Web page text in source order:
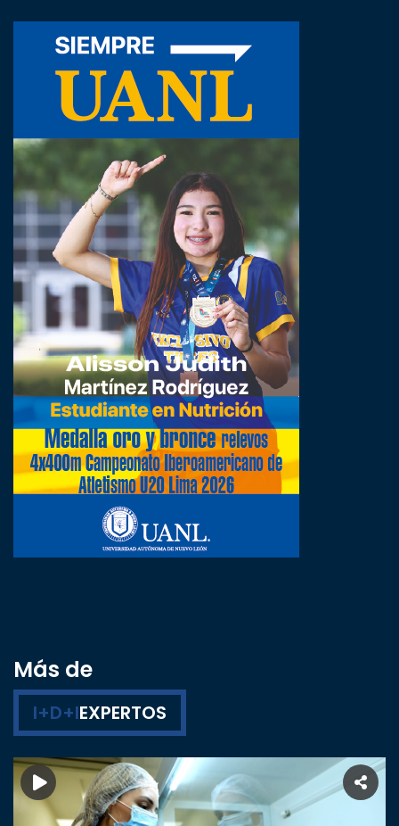
Más de
I+D+IEXPERTOS